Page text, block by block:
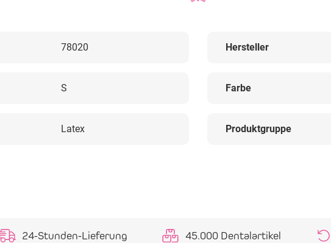
78020 Hersteller
S Farbe
Latex Produktgruppe
24-Stunden-Lieferung 45.000 Dentalartikel